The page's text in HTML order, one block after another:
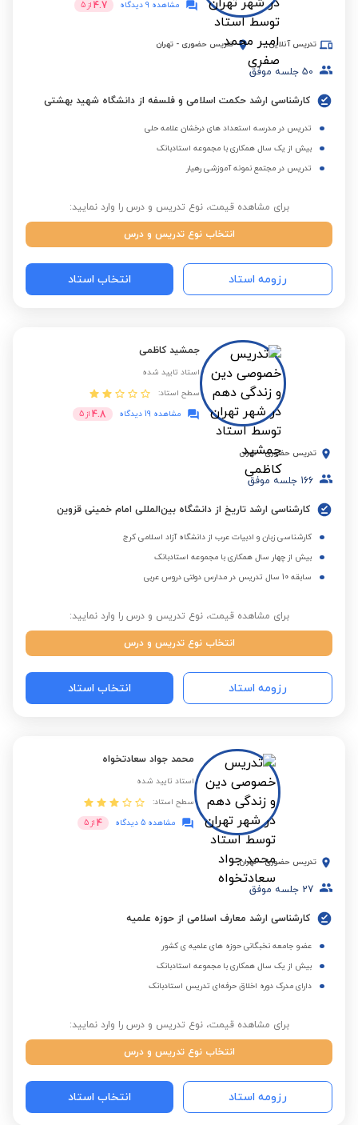
مشاهده 9 دیدگاه 4.7 از 5
تدریس آنلاین تدریس حضوری - تهران
50 جلسه موفق
کارشناسی ارشد حکمت اسلامی و فلسفه از دانشگاه شهید بهشتی
تدریس در مدرسه استعداد های درخشان علامه حلی
بیش از یک سال همکاری با مجموعه استادبانک
تدریس در مجتمع نمونه آموزشی رهیار
برای مشاهده قیمت، نوع تدریس و درس را وارد نمایید:
انتخاب نوع تدریس و درس
رزومه استاد انتخاب استاد
جمشید کاظمی
استاد تایید شده
سطح استاد:
مشاهده 19 دیدگاه
4.8 از 5
تدریس حضوری - تهران
166 جلسه موفق
کارشناسی ارشد تاریخ از دانشگاه بین‌المللی امام خمینی قزوین
کارشناسی زبان و ادبیات عرب از دانشگاه آزاد اسلامی کرج
بیش از چهار سال همکاری با مجموعه استادبانک
سابقه 10 سال تدریس در مدارس دولتی دروس عربی
برای مشاهده قیمت، نوع تدریس و درس را وارد نمایید:
انتخاب نوع تدریس و درس
رزومه استاد انتخاب استاد
محمد جواد سعادتخواه
استاد تایید شده
سطح استاد:
مشاهده 5 دیدگاه
4 از 5
تدریس حضوری - تهران
27 جلسه موفق
کارشناسی ارشد معارف اسلامی از حوزه علمیه
عضو جامعه نخبگانی حوزه های علمیه ی کشور
بیش از یک سال همکاری با مجموعه استادبانک
دارای مدرک دوره اخلاق حرفه‌ای تدریس استادبانک
برای مشاهده قیمت، نوع تدریس و درس را وارد نمایید:
انتخاب نوع تدریس و درس
رزومه استاد انتخاب استاد